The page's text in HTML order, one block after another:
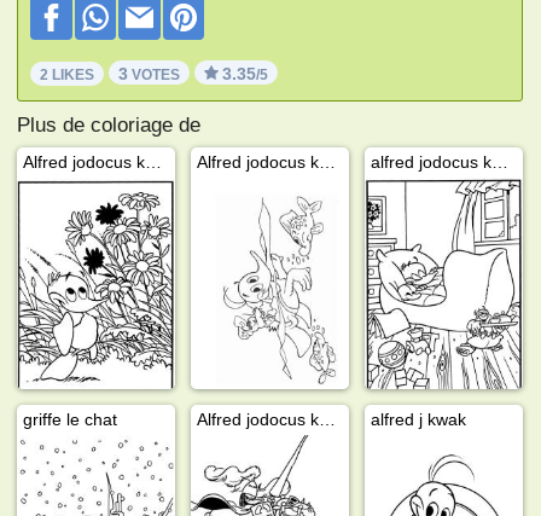
2 LIKES 3 VOTES 3.35/5
Plus de coloriage de
griffe le chat alfred j kwak